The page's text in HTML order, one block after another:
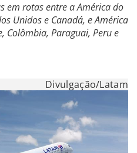
em rotas entre a América do
Unidos e Canadá, e América
Colômbia, Paraguai, Peru e
Divulgação/Latam